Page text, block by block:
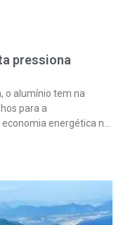
pressiona
o alumínio tem na
para a
energética na
mais limpo, no entanto,
ao interesse chinês